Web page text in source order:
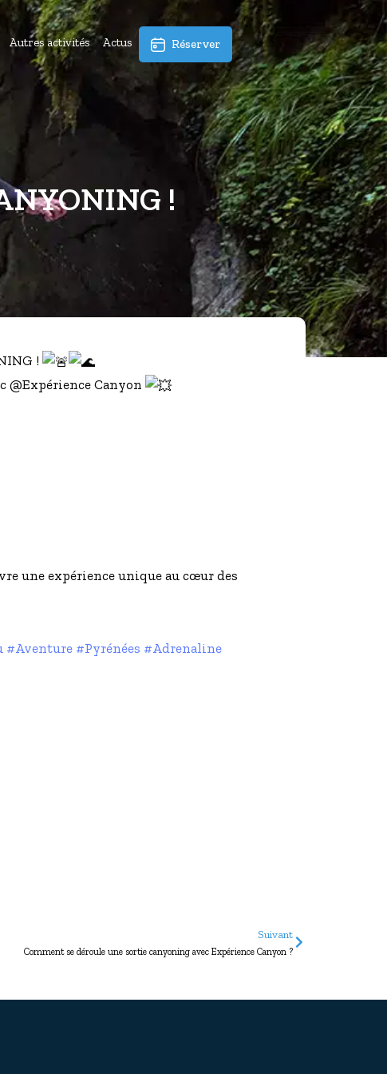
Autres activités Actus Réserver
!
!
@Expérience Canyon
une expérience unique au cœur des
#Aventure #Pyrénées #Adrenaline
Suivant
Comment se déroule une sortie canyoning avec Expérience Canyon ?